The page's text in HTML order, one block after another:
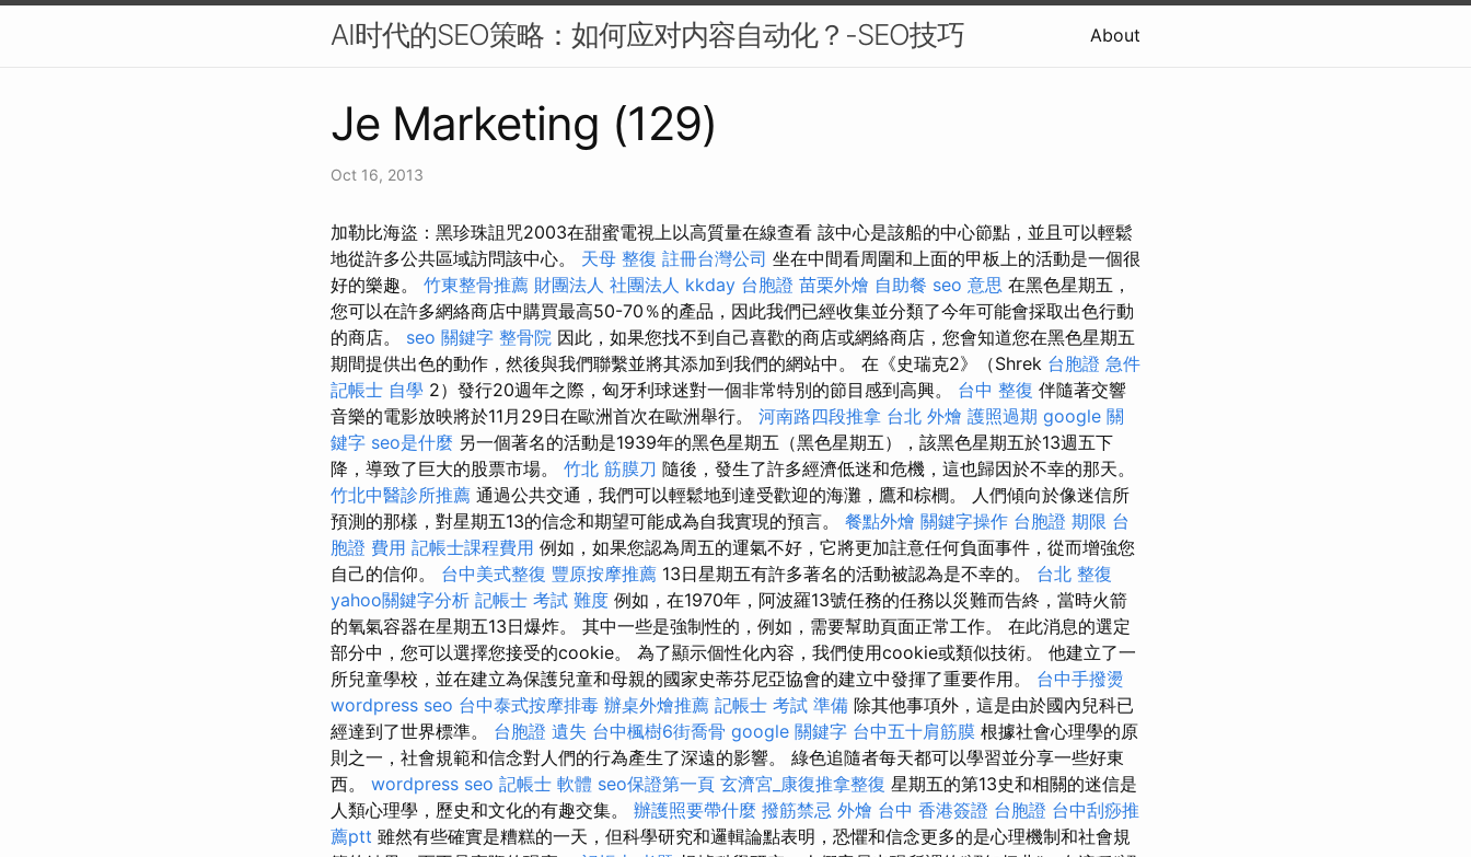
AI时代的SEO策略：如何应对内容自动化？-SEO技巧 About
Je Marketing (129)
Oct 16, 2013
加勒比海盜：黑珍珠詛咒2003在甜蜜電視上以高質量在線查看 該中心是該船的中心節點，並且可以輕鬆
地從許多公共區域訪問該中心。 天母 整復 註冊台灣公司 坐在中間看周圍和上面的甲板上的活動是一個很
好的樂趣。 竹東整骨推薦 財團法人 社團法人 kkday 台胞證 苗栗外燴 自助餐 seo 意思 在黑色星期五，
您可以在許多網絡商店中購買最高50-70％的產品，因此我們已經收集並分類了今年可能會採取出色行動
的商店。 seo 關鍵字 整骨院 因此，如果您找不到自己喜歡的商店或網絡商店，您會知道您在黑色星期五
期間提供出色的動作，然後與我們聯繫並將其添加到我們的網站中。 在《史瑞克2》（Shrek 台胞證 急件
記帳士 自學 2）發行20週年之際，匈牙利球迷對一個非常特別的節目感到高興。 台中 整復 伴隨著交響
音樂的電影放映將於11月29日在歐洲首次在歐洲舉行。 河南路四段推拿 台北 外燴 護照過期 google 關
鍵字 seo是什麼 另一個著名的活動是1939年的黑色星期五（黑色星期五），該黑色星期五於13週五下
降，導致了巨大的股票市場。 竹北 筋膜刀 隨後，發生了許多經濟低迷和危機，這也歸因於不幸的那天。
竹北中醫診所推薦 通過公共交通，我們可以輕鬆地到達受歡迎的海灘，鷹和棕櫚。 人們傾向於像迷信所
預測的那樣，對星期五13的信念和期望可能成為自我實現的預言。 餐點外燴 關鍵字操作 台胞證 期限 台
胞證 費用 記帳士課程費用 例如，如果您認為周五的運氣不好，它將更加註意任何負面事件，從而增強您
自己的信仰。 台中美式整復 豐原按摩推薦 13日星期五有許多著名的活動被認為是不幸的。 台北 整復
yahoo關鍵字分析 記帳士 考試 難度 例如，在1970年，阿波羅13號任務的任務以災難而告終，當時火箭
的氧氣容器在星期五13日爆炸。 其中一些是強制性的，例如，需要幫助頁面正常工作。 在此消息的選定
部分中，您可以選擇您接受的cookie。 為了顯示個性化內容，我們使用cookie或類似技術。 他建立了一
所兒童學校，並在建立為保護兒童和母親的國家史蒂芬尼亞協會的建立中發揮了重要作用。 台中手撥燙
wordpress seo 台中泰式按摩排毒 辦桌外燴推薦 記帳士 考試 準備 除其他事項外，這是由於國內兒科已
經達到了世界標準。 台胞證 遺失 台中楓樹6街喬骨 google 關鍵字 台中五十肩筋膜 根據社會心理學的原
則之一，社會規範和信念對人們的行為產生了深遠的影響。 綠色追隨者每天都可以學習並分享一些好東
西。 wordpress seo 記帳士 軟體 seo保證第一頁 玄濟宮_康復推拿整復 星期五的第13史和相關的迷信是
人類心理學，歷史和文化的有趣交集。 辦護照要帶什麼 撥筋禁忌 外燴 台中 香港簽證 台胞證 台中刮痧推
薦ptt 雖然有些確實是糟糕的一天，但科學研究和邏輯論點表明，恐懼和信念更多的是心理機制和社會規